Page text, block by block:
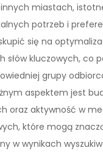
miastach,
potrzeb i
się na
słów kluczowych, co
grupy
aspektem jest
oraz aktywność w
które mogą
w wynikach